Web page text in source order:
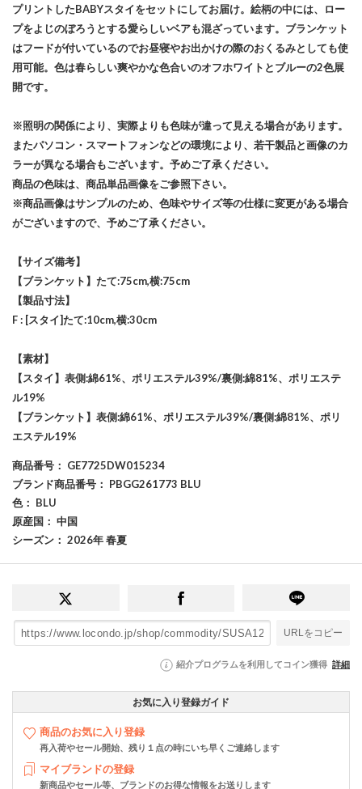
プリントしたBABYスタイをセットにしてお届け。絵柄の中には、ロー
プをよじのぼろうとする愛らしいベアも混ざっています。ブランケット
はフードが付いているのでお昼寝やお出かけの際のおくるみとしても使
用可能。色は春らしい爽やかな色合いのオフホワイトとブルーの2色展
開です。
※照明の関係により、実際よりも色味が違って見える場合があります。
またパソコン・スマートフォンなどの環境により、若干製品と画像のカ
ラーが異なる場合もございます。予めご了承ください。
商品の色味は、商品単品画像をご参照下さい。
※商品画像はサンプルのため、色味やサイズ等の仕様に変更がある場合
がございますので、予めご了承ください。
【サイズ備考】
【ブランケット】たて:75cm,横:75cm
【製品寸法】
F : [スタイ]たて:10cm,横:30cm
【素材】
【スタイ】表側:綿61%、ポリエステル39%/裏側:綿81%、ポリエステ
ル19%
【ブランケット】表側:綿61%、ポリエステル39%/裏側:綿81%、ポリ
エステル19%
商品番号 ： GE7725DW015234
ブランド商品番号 ： PBGG261773 BLU
色： BLU
原産国 ： 中国
シーズン ： 2026年 春夏
URLをコピー
紹介プログラムを利用してコイン獲得 詳細
お気に入り登録ガイド
商品のお気に入り登録
再入荷やセール開始、残り１点の時にいち早くご連絡します
マイブランドの登録
新商品やセール等、ブランドのお得な情報をお送りします